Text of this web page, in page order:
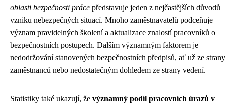
oblasti bezpečnosti práce představuje jeden z nejčastějších důvodů
vzniku nebezpečných situací. Mnoho zaměstnavatelů podceňuje
význam pravidelných školení a aktualizace znalostí pracovníků o
bezpečnostních postupech. Dalším významným faktorem je
nedodržování stanovených bezpečnostních předpisů, ať už ze strany
zaměstnanců nebo nedostatečným dohledem ze strany vedení.
Statistiky také ukazují, že významný podíl pracovních úrazů v